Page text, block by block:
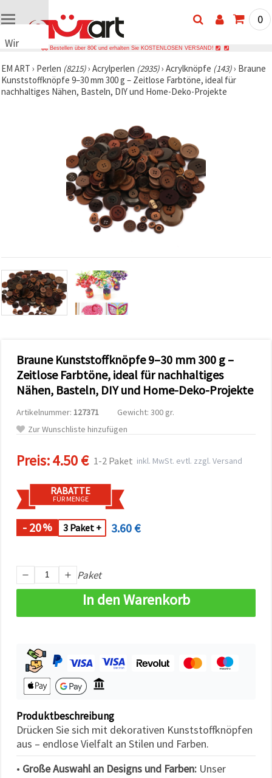
Wir
Cookies
🍪 Wir
verwenden
Datenverkehr
zu
analysieren
sowie
relevantere
Unterstützung
Partner für
Analyse
Marketing.
ablehnen
den
Einstellungen
individuell
festlegen.
Einwilligung
ändern
widerrufen.
Cookie-
Alle
akzeptieren
Cookie-
0
Bestellen über 80€ und erhalten Sie KOSTENLOSEN VERSAND!
EM ART › Perlen (8215)› Acrylperlen (2935)› Acrylknöpfe (143)› Braune
Kunststoffknöpfe 9–30 mm 300 g – Zeitlose Farbtöne, ideal für
nachhaltiges Nähen, Basteln, DIY und Home-Deko-Projekte
Braune Kunststoffknöpfe 9–30 mm 300 g –
Zeitlose Farbtöne, ideal für nachhaltiges
Nähen, Basteln, DIY und Home-Deko-Projekte
Artikelnummer: 127371
Gewicht: 300 gr.
Zur Wunschliste hinzufügen
Preis:4.50 € 1-2 Paket inkl. MwSt. evtl. zzgl. Versand
RABATTE
FÜR MENGE
- 20% 3 Paket + 3.60 €
Paket
In den Warenkorb
Produktbeschreibung
Drücken Sie sich mit dekorativen Kunststoffknöpfen
aus – endlose Vielfalt an Stilen und Farben.
• Große Auswahl an Designs und Farben: Unser